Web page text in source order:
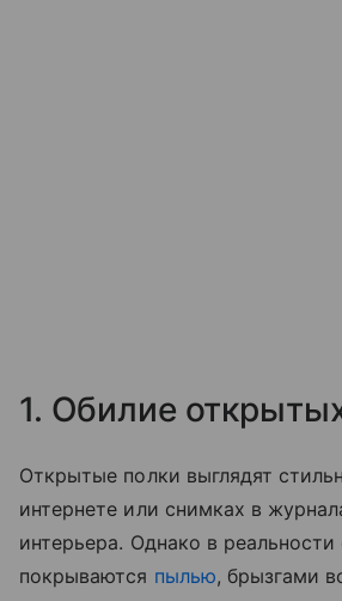
1. Обилие
Открытые полки выглядят
интернете или снимках в
интерьера. Однако в
покрываются пылью, брызгами